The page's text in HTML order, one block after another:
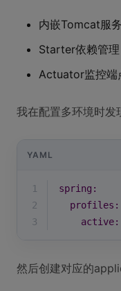
内嵌Tomcat服
Starter依赖管
Actuator监控端
我在配置多环境时
YAML
1
spring:
2
profiles:
3
active:
然后创建对应的